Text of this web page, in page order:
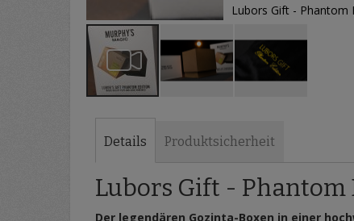
Lubors Gift - Phantom
Details
Lubors Gift - Phantom
Der legendären Gozinta-Boxen in einer
Produktsicherheit